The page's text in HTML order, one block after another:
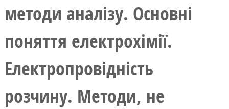
методи аналізу. Основні
поняття електрохімії.
Електропровідність
розчину. Методи, не